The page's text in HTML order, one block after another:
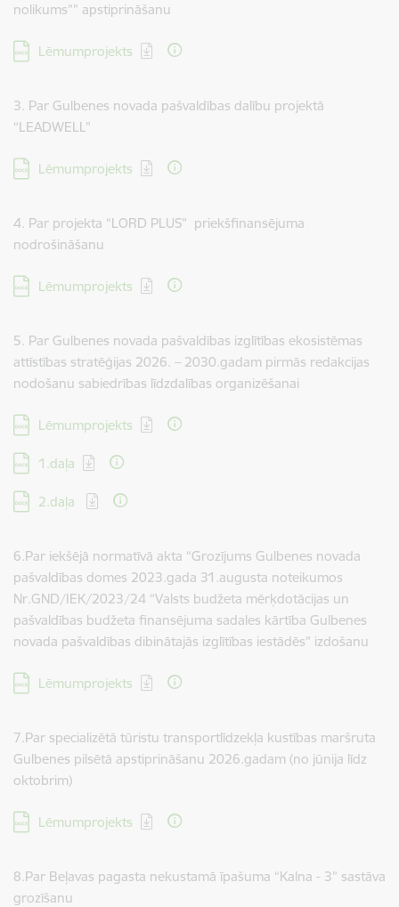
nolikums”” apstiprināšanu
Lejupielādēt:
Lēmumprojekts
3. Par Gulbenes novada pašvaldības dalību projektā
“LEADWELL”
Lejupielādēt:
Lēmumprojekts
4. Par projekta “LORD PLUS” priekšfinansējuma
nodrošināšanu
Lejupielādēt:
Lēmumprojekts
5. Par Gulbenes novada pašvaldības izglītības ekosistēmas
attīstības stratēģijas 2026. – 2030.gadam pirmās redakcijas
nodošanu sabiedrības līdzdalības organizēšanai
Lejupielādēt:
Lēmumprojekts
Lejupielādēt:
1.daļa
Lejupielādēt:
2.daļa
6.Par iekšējā normatīvā akta “Grozījums Gulbenes novada
pašvaldības domes 2023.gada 31.augusta noteikumos
Nr.GND/IEK/2023/24 “Valsts budžeta mērķdotācijas un
pašvaldības budžeta finansējuma sadales kārtība Gulbenes
novada pašvaldības dibinātajās izglītības iestādēs” izdošanu
Lejupielādēt:
Lēmumprojekts
7.Par specializētā tūristu transportlīdzekļa kustības maršruta
Gulbenes pilsētā apstiprināšanu 2026.gadam (no jūnija līdz
oktobrim)
Lejupielādēt:
Lēmumprojekts
8.Par Beļavas pagasta nekustamā īpašuma “Kalna - 3” sastāva
grozīšanu